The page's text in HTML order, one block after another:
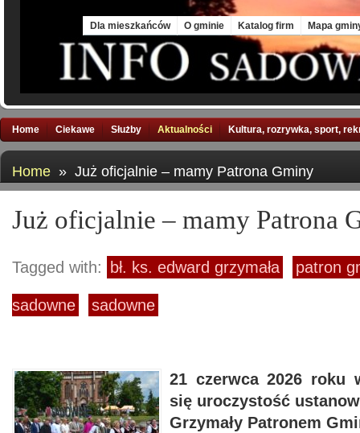
Dla mieszkańców O gminie Katalog firm Mapa
Home Ciekawe Służby Aktualności Kultura, rozrywka, sport,
Home » Już oficjalnie – mamy Patrona Gminy
Już oficjalnie – mamy Patrona
Tagged with: bł. ks. edward grzymała patron
sadowne sadowne
21 czerwca 2026 roku
się uroczystość
Grzymały Patronem